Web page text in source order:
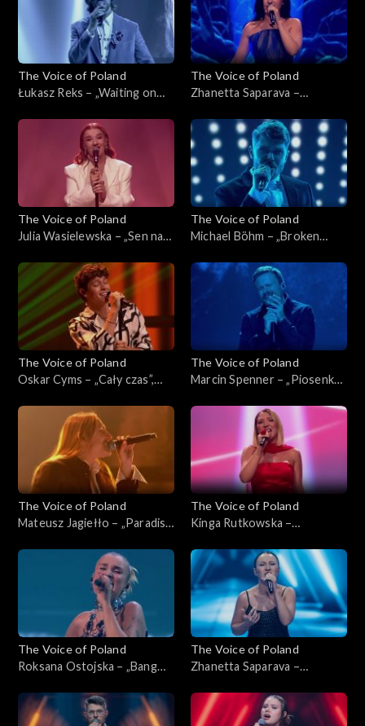
The Voice of Poland
Łukasz Reks – „Waiting on
Voice of Poland”, Live 1, 8
listopada 2025
The Voice of Poland
Zhanetta Saparava –
Poland”, Live 1, 8 listopada
2025
The Voice of Poland
Julia Wasielewska – „Sen na
Poland”, Live 1, 8 listopada
2025
The Voice of Poland
Michael Böhm – „Broken
Poland”, Live 1, 8 listopada
The Voice of Poland
Oskar Cyms – „Cały czas”,
8 listopada 2025
The Voice of Poland
Marcin Spenner – „Piosenka
Poland”, Live 1, 8 listopada
The Voice of Poland
Mateusz Jagiełło – „Paradise
Live 1, 8 listopada 2025
The Voice of Poland
Kinga Rutkowska –
„The Voice of Poland”, Live 1,
8 listopada 2025
The Voice of Poland
Roksana Ostojska – „Bang
Live 1, 8 listopada 2025
The Voice of Poland
Zhanetta Saparava –
Voice of Poland”, Nokaut, 1
listopada 2025